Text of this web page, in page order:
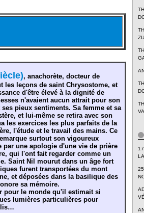
, anachorète, docteur de
les leçons de saint Chrysostome, et
d'être élevé à la dignité de
n'avaient aucun attrait pour son
pieux sentiments. Sa femme et sa
et lui-même se retira avec son
les exercices les plus parfaits de la
l'étude et le travail des mains. Ce
surtout son vigoureux
une apologie d'une vie de prière
qui l'ont fait regarder comme un
Saint Nil mourut dans un âge fort
furent transportées du mont
et déposées dans la basilique des
sa mémoire.
pour le monde qu'il estimait si
lumières particulières pour